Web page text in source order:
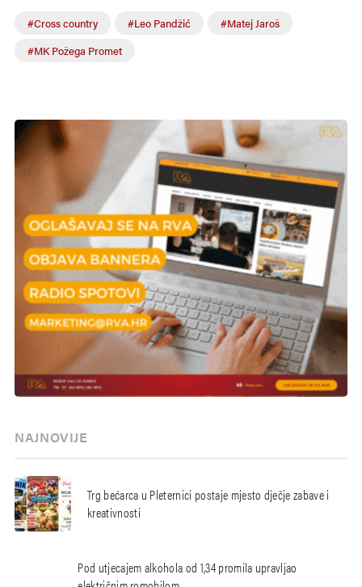
#Cross country #Leo Pandžić
#Matej Jaroš
#MK Požega Promet
NAJNOVIJE
Trg bećarca u Pleternici postaje mjesto dječje zabave i
kreativnosti
Pod utjecajem alkohola od 1,34 promila upravljao